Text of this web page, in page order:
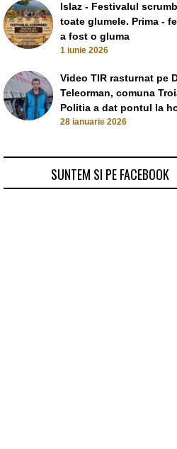
Islaz - Festivalul
toate glumele. Prima -
a fost o gluma
1 iunie 2026
Video TIR rasturnat pe
Teleorman, comuna
Politia a dat pontul la
28 ianuarie 2026
SUNTEM SI PE FACEBOOK